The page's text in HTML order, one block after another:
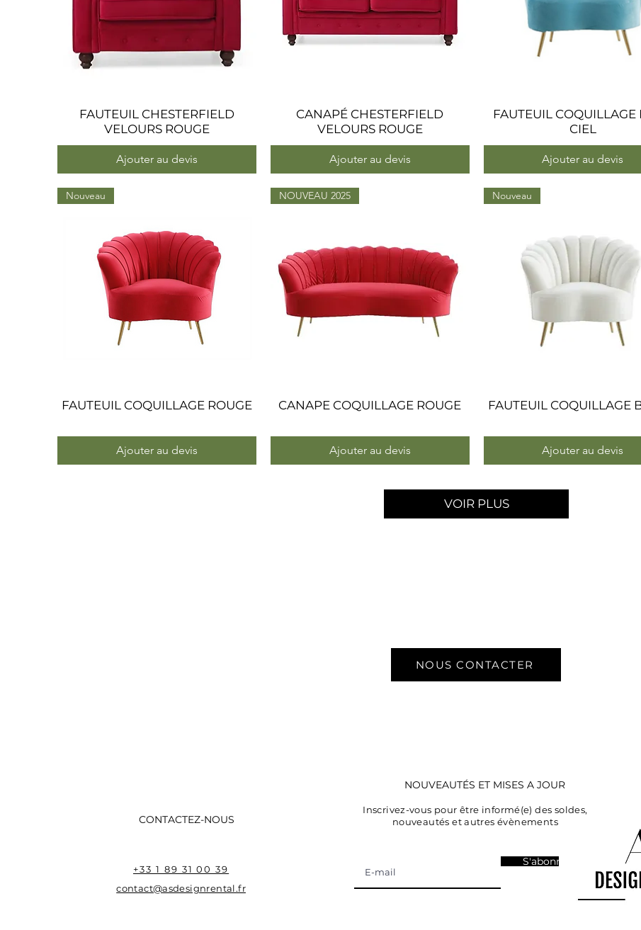
Aperçu rapide
FAUTEUIL CHESTERFIELD
VELOURS ROUGE
Ajouter au devis
Aperçu rapide
CANAPÉ CHESTERFIELD
VELOURS ROUGE
Ajouter au devis
Aperçu rapide
FAUTEUIL COQUILLAGE
CIEL
Ajouter au devis
Aperçu rapide
Nouveau
FAUTEUIL COQUILLAGE ROUGE
Ajouter au devis
Aperçu rapide
NOUVEAU 2025
CANAPE COQUILLAGE ROUGE
Ajouter au devis
Aperçu rapide
Nouveau
FAUTEUIL COQUILLAGE
Ajouter au devis
VOIR PLUS
NOUS CONTACTER
CONTACTEZ-NOUS
+33 1 89 31 00 39
contact@asdesignrental.fr
NOUVEAUTÉS ET MISES A JOUR
Inscrivez-vous pour être informé(e) des soldes,
nouveautés et autres évènements
S'abonner